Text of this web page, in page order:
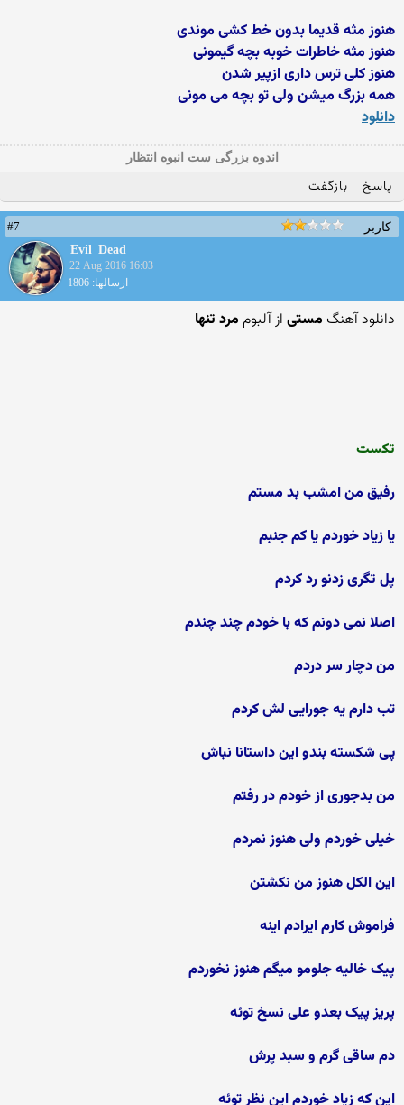
هنوز مثه قدیما بدون خط کشی موندی
هنوز مثه خاطرات خوبه بچه گیمونی
هنوز کلی ترس داری ازپیر شدن
همه بزرگ میشن ولی تو بچه می مونی
دانلود
اندوه بزرگی ست انبوه انتظار
پاسخ بازگفت
کاربر
#7
Evil_Dead
22 Aug 2016 16:03
ارسالها: 1806
دانلود آهنگ مستی از آلبوم مرد تنها
تکست
رفیق من امشب بد مستم
یا زیاد خوردم یا کم جنبم
پل تگری زدنو رد کردم
اصلا نمی دونم که با خودم چند چندم
من دچار سر دردم
تب دارم یه جورایی لش کردم
پی شکسته بندو این داستانا نباش
من بدجوری از خودم در رفتم
خیلی خوردم ولی هنوز نمردم
این الکل هنوز من نکشتن
فراموش کارم ایرادم اینه
پیک خالیه جلومو میگم هنوز نخوردم
پریز پیک بعدو علی نسخ توئه
دم ساقی گرم و سبد پرش
این که زیاد خوردم این نظر توئه